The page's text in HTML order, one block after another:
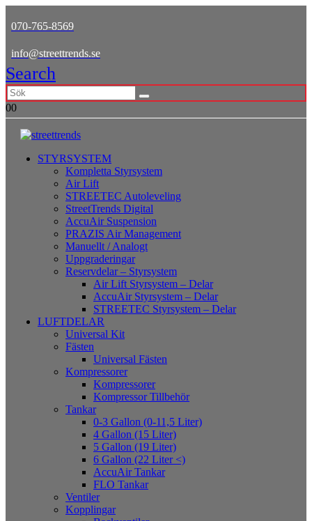
070-765-8569
info@streettrends.se
Search
00
STYRSYSTEM
Kompletta Styrsystem
Air Lift
STREETEC Autoleveling
StreetTrends Digital
AccuAir Suspension
PRAZIS Air Management
Manuellt / Analogt
Uppgraderingar
Reservdelar – Styrsystem
Air Lift Styrsystem – Delar
AccuAir Styrsystem – Delar
STREETEC Styrsystem – Delar
LUFTDELAR
Universal Kit
Fästen
Universal Fästen
Kompressorer
Kompressorer
Kompressor Tillbehör
Tankar
0-3 Gallon (0-11,5 Liter)
4 Gallon (15 Liter)
5 Gallon (19 Liter)
6 Gallon (22 Liter <)
AccuAir Tankar
FLO Tankar
Ventiler
Kopplingar